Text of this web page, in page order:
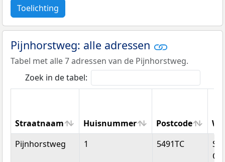
Toelichting
Pijnhorstweg: alle adressen
Tabel met alle 7 adressen van de Pijnhorstweg.
Zoek in de tabel:
Straatnaam Huisnummer Postcode
Straatnaam
Huisnummer Postcode
Pijnhorstweg 1 5491TC